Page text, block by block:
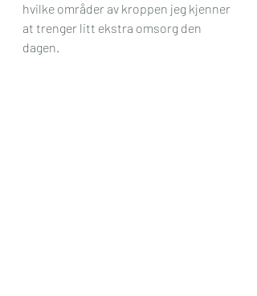
hvilke områder av kroppen jeg kjenner
at trenger litt ekstra omsorg den
dagen.